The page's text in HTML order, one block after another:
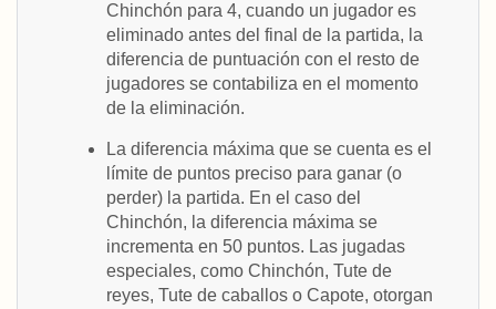
Chinchón para 4, cuando un jugador es
eliminado antes del final de la partida, la
diferencia de puntuación con el resto de
jugadores se contabiliza en el momento
de la eliminación.
La diferencia máxima que se cuenta es el
límite de puntos preciso para ganar (o
perder) la partida. En el caso del
Chinchón, la diferencia máxima se
incrementa en 50 puntos. Las jugadas
especiales, como Chinchón, Tute de
reyes, Tute de caballos o Capote, otorgan